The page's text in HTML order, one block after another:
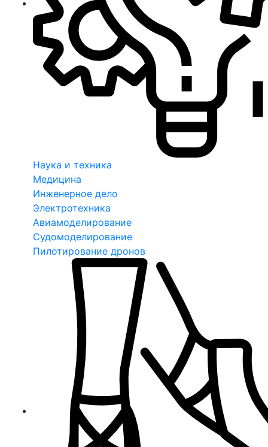
Наука и техника
Медицина
Инженерное дело
Электротехника
Авиамоделирование
Судомоделирование
Пилотирование дронов